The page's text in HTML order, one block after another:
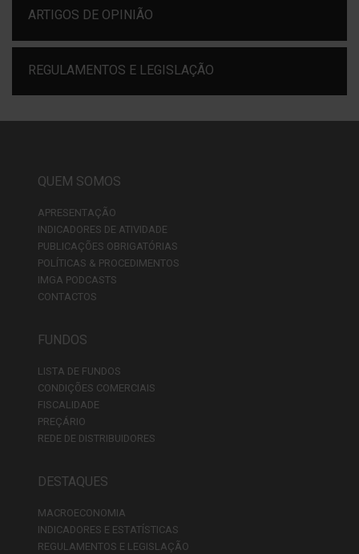
ARTIGOS DE OPINIÃO
REGULAMENTOS E LEGISLAÇÃO
QUEM SOMOS
APRESENTAÇÃO
INDICADORES DE ATIVIDADE
PUBLICAÇÕES OBRIGATÓRIAS
POLÍTICAS & PROCEDIMENTOS
IMGA PODCASTS
CONTACTOS
FUNDOS
LISTA DE FUNDOS
CONDIÇÕES COMERCIAIS
FISCALIDADE
PREÇÁRIO
REDE DE DISTRIBUIDORES
DESTAQUES
MACROECONOMIA
INDICADORES E ESTATÍSTICAS
REGULAMENTOS E LEGISLAÇÃO